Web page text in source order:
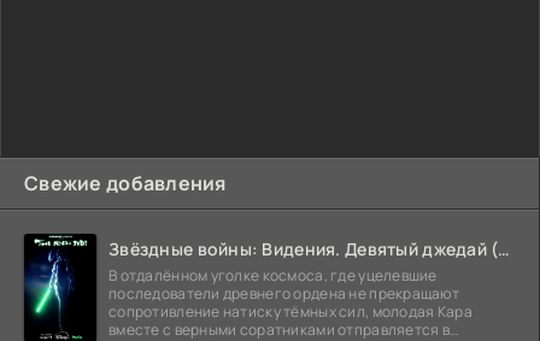
Свежие добавления
Звёздные войны: Видения. Девятый джедай (2026)
В отдалённом уголке космоса, где уцелевшие
последователи древнего ордена не прекращают
сопротивление натиску тёмных сил, молодая Кара
вместе с верными соратниками отправляется в